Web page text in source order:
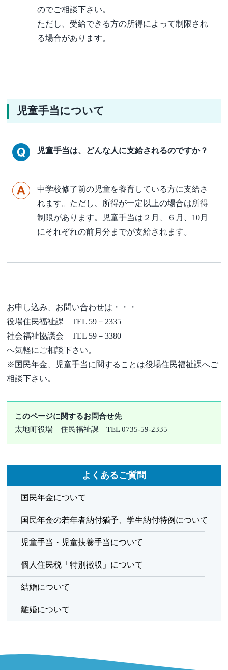
のでご相談下さい。
ただし、受給できる方の所得によって制限され
る場合があります。
児童手当について
児童手当は、どんな人に支給されるのですか？
中学校修了前の児童を養育している方に支給さ
れます。ただし、所得が一定以上の場合は所得
制限があります。児童手当は２月、６月、10月
にそれぞれの前月分までが支給されます。
お申し込み、お問い合わせは・・・
役場住民福祉課 TEL 59－2335
社会福祉協議会 TEL 59－3380
へ気軽にご相談下さい。
※国民年金、児童手当に関することは役場住民福祉課へご
相談下さい。
このページに関するお問合せ先
太地町役場
住民福祉課 TEL 0735-59-2335
よくあるご質問
国民年金について
国民年金の若年者納付猶予、学生納付特例について
児童手当・児童扶養手当について
個人住民税「特別徴収」について
結婚について
離婚について